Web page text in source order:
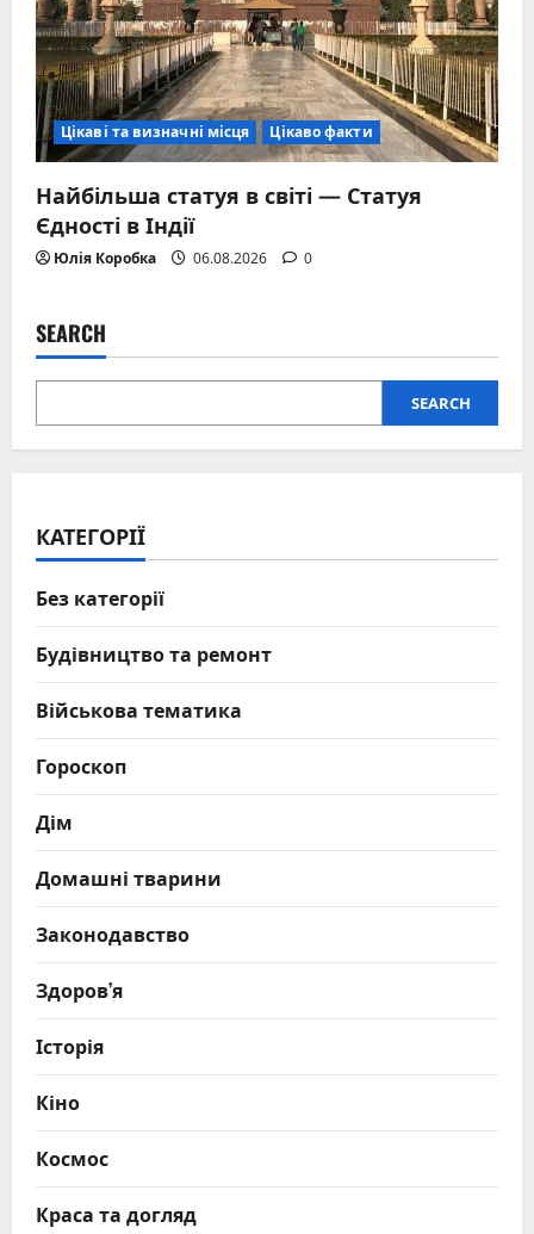
Цікаві та визначні місця Цікаво факти
Найбільша статуя в світі — Статуя
Єдності в Індії
Юлія Коробка 06.08.2026 0
SEARCH
SEARCH
КАТЕГОРІЇ
Без категорії
Будівництво та ремонт
Військова тематика
Гороскоп
Дім
Домашні тварини
Законодавство
Здоров’я
Історія
Кіно
Космос
Краса та догляд